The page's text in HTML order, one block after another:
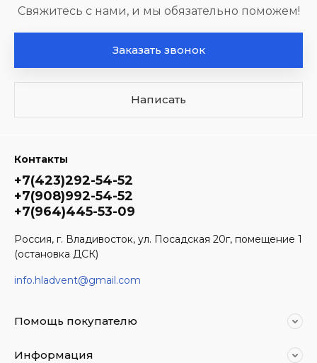
Свяжитесь с нами, и мы обязательно поможем!
Заказать звонок
Написать
Контакты
+7(423)292-54-52
+7(908)992-54-52
+7(964)445-53-09
Россия, г. Владивосток, ул. Посадская 20г, помещение 1
(остановка ДСК)
info.hladvent@gmail.com
Помощь покупателю
Информация